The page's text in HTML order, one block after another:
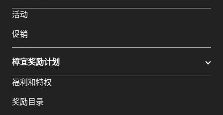
活动
促销
樟宜奖励计划
福利和特权
奖励目录